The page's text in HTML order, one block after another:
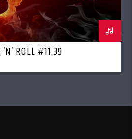
‘N’ ROLL #11.39